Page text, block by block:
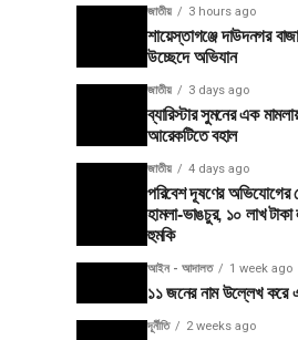
জাতীয় 3 hours ago
শায়েস্তাগঞ্জে দাউদনগর
উচ্ছেদে অভিযান
জাতীয় 3 days ago
ব্যারিস্টার সুমনের এক
আরেকটিতে বহাল
জাতীয় 4 days ago
পরিবেশ দূষণের অভিযোগের
হামলা-ভাঙচুর, ১০ লাখ
হুমকি
আইন - আদালত 1 week ago
১১ জনের নাম উল্লেখ করে
দূর্নীতি 2 weeks ago